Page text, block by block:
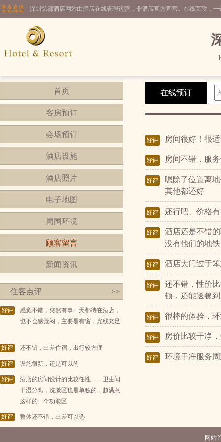
深圳弘都酒店网站由酒店在线管理运营，非酒店官方直营。在线互联，
首页
客房预订
会场预订
酒店设施
酒店照片
电子地图
周围环境
顾客留言
新闻资讯
住客点评 >>
好评
感觉不错，突然有事一天都待在酒店，
也不会感觉闷，主要是有窗，光线充足
~
好评 还不错，出差住宿，出行较方便
好评 设施很新，还是可以的
好评
酒店的房间设计的比较任性……卫生间
干湿分离，洗漱区也是单独的，超满意
这样的一个功能区...
好评 整体还不错，出差可以选
在线预订
好评 房间很好！很
好评 房间不错，服
好评
嗯除了位置离
其他都还好
好评 还行吧、价格
好评
酒店还是不错
没有他们的地
好评 酒店大门过于
好评
还不错，性价
顿，还能送餐
好评 很棒的体验，
好评 房价比较干净
好评 环境干净服务
网站